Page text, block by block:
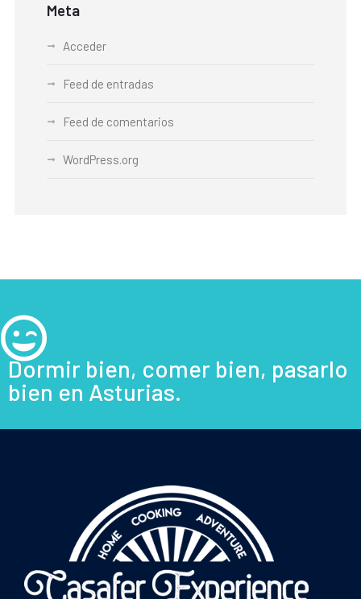
Meta
Acceder
Feed de entradas
Feed de comentarios
WordPress.org
Dormir bien, comer bien, pasarlo
bien en Asturias.